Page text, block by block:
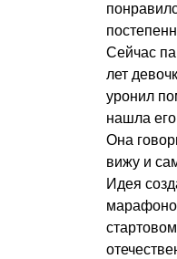
Сейчас
лет
уронил
нашла
Она
вижу и
Идея